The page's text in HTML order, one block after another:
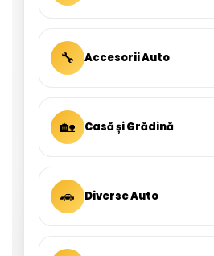
🔧 Accesorii Auto
🏡 Casă și Grădină
🚗 Diverse Auto